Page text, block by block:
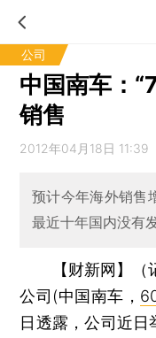
公司
中国南车：
销售
2012年04月18日 11:39
预计今年海外销售
最近十年国内没有
【财新网】（
公司(中国南车，
日透露，公司近日